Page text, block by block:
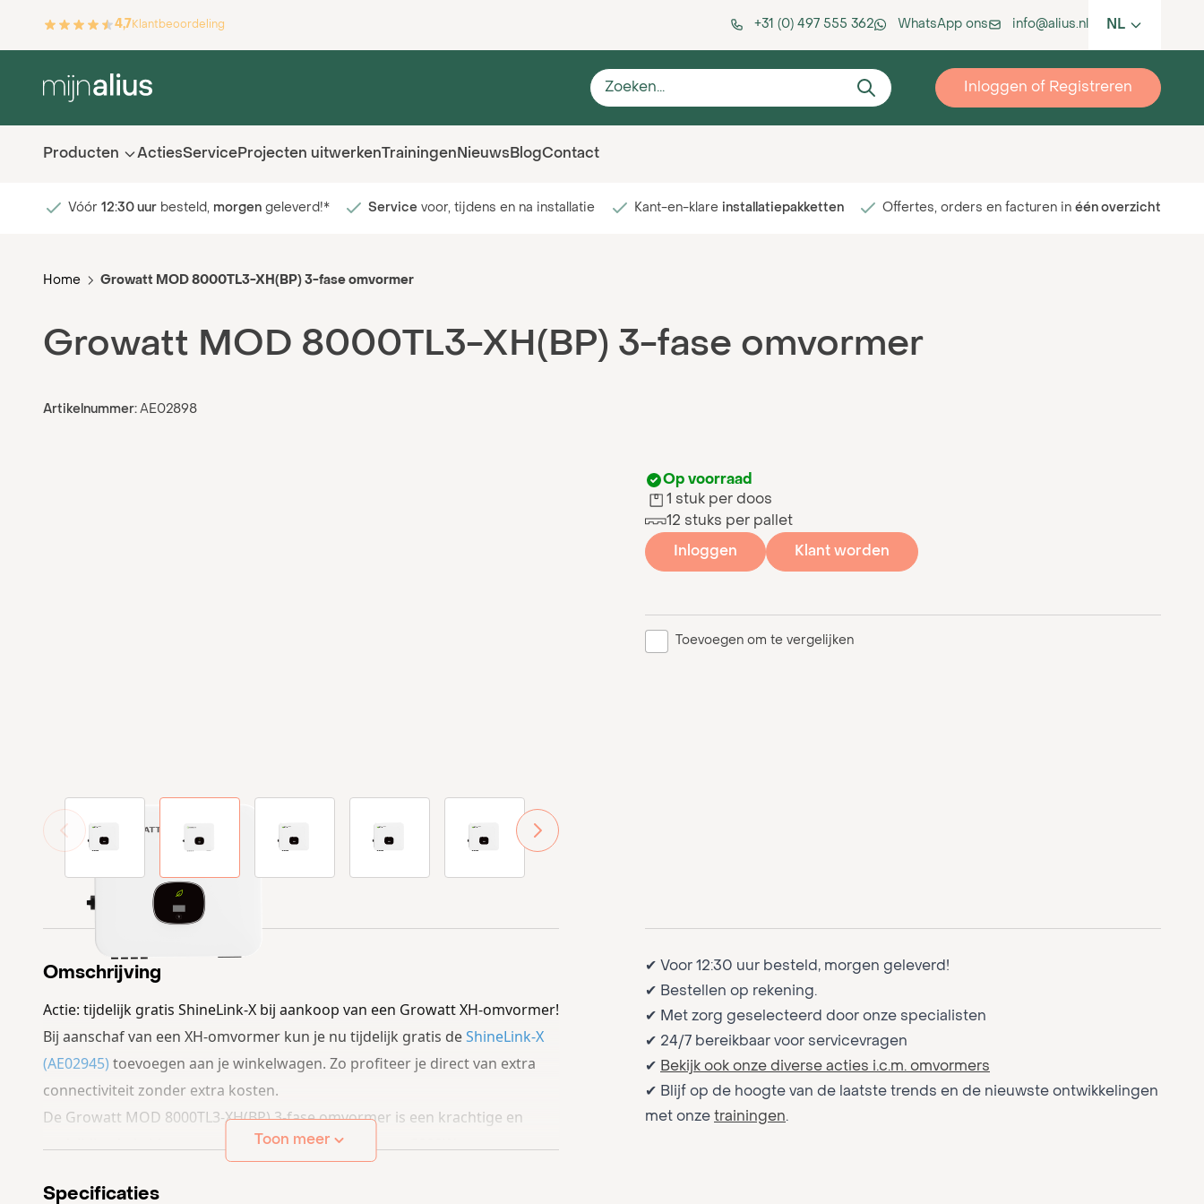
4,7 Klantbeoordeling +31 (0) 497 555 362 WhatsApp ons info@alius.nl NL
Inloggen of Registreren
Producten ActiesServiceProjecten uitwerken Trainingen Nieuws BlogContact
Vóór 12:30 uur besteld, morgen geleverd!* Service voor, tijdens en na installatie Kant-en-klare installatiepakketten Offertes, orders en facturen in één overzicht
Home Growatt MOD 8000TL3-XH(BP) 3-fase omvormer
Growatt MOD 8000TL3-XH(BP) 3-fase omvormer
Artikelnummer: AE02898
View larger imageView larger imageView larger imageView larger image
Op voorraad
1 stuk per doos
12 stuks per pallet
Inloggen Klant worden
Toevoegen om te vergelijken
Omschrijving
Actie: tijdelijk gratis ShineLink-X bij aankoop van een Growatt XH-omvormer!
Bij aanschaf van een XH-omvormer kun je nu tijdelijk gratis deShineLink-X
(AE02945) toevoegen aan je winkelwagen. Zo profiteer je direct van extra
connectiviteit zonder extra kosten.
De Growatt MOD 8000TL3-XH(BP) 3-fase omvormer is een krachtige en
veelzijdige hybride omvormer. Met eenvermogen van 8000W
zelfs bij minder zonlicht.
Toon meer
Specificaties
✔ Voor 12:30 uur besteld, morgen geleverd!
✔ Bestellen op rekening.
✔ Met zorg geselecteerd door onze specialisten
✔ 24/7 bereikbaar voor servicevragen
✔ Bekijk ook onze diverse acties i.c.m. omvormers
✔ Blijf op de hoogte van de laatste trends en de nieuwste ontwikkelingen
met onze trainingen.